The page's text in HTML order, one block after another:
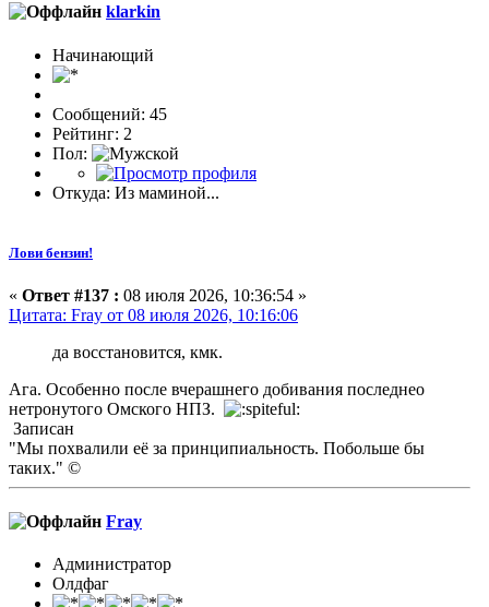
klarkin
Начинающий
Сообщений: 45
Рейтинг: 2
Пол:
Откуда: Из маминой...
Лови бензин!
« Ответ #137 : 08 июля 2026, 10:36:54 »
Цитата: Fray от 08 июля 2026, 10:16:06
да восстановится, кмк.
Ага. Особенно после вчерашнего добивания последнео
нетронутого Омского НПЗ.
Записан
"Мы похвалили её за принципиальность. Побольше бы
таких." ©
Fray
Администратор
Олдфаг